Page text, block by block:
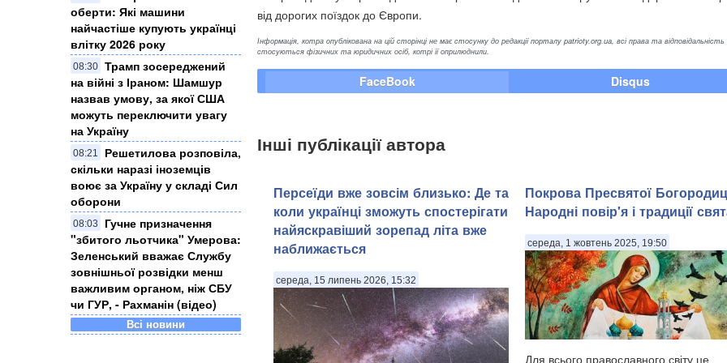
оберти: Які машини
найчастіше купують українці
влітку 2026 року
08:30 Трамп зосереджений
на війні з Іраном: Шамшур
назвав умову, за якої США
можуть переключити увагу
на Україну
08:21
Решетилова розповіла,
скільки наразі іноземців
воює за Україну у складі Сил
оборони
08:03
Гучне призначення
"збитого льотчика" Умерова:
Зеленський вважає Службу
зовнішньої розвідки менш
важливим органом, ніж СБУ
чи ГУР, - Рахманін (відео)
Всі новини
від дорогих поїздок до Європи.
Інформація, котра опублікована на цій сторінці не має стосунку до редакції порталу patrioty.org.ua, всі права та відповідальність
стосуються фізичних та юридичних осіб, котрі її оприлюднили.
FaceBook Disqus
Інші публікації автора
Персеїди вже зовсім близько: Де та
коли українці зможуть спостерігати
найяскравіший зорепад літа вже
наближається
середа, 15 липень 2026, 15:32
Покрова Пресвятої
Народні повір'я і традиції
середа, 1 жовтень 2025, 19:50
Для всього православного світу це